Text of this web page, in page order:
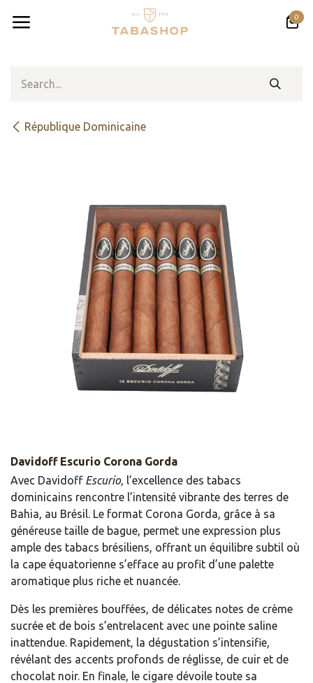
0
République Dominicaine
Davidoff Escurio Corona Gorda
Avec Davidoff Escurio, l’excellence des tabacs
dominicains rencontre l’intensité vibrante des terres de
Bahia, au Brésil. Le format Corona Gorda, grâce à sa
généreuse taille de bague, permet une expression plus
ample des tabacs brésiliens, offrant un équilibre subtil où
la cape équatorienne s’efface au profit d’une palette
aromatique plus riche et nuancée.
Dès les premières bouffées, de délicates notes de crème
sucrée et de bois s’entrelacent avec une pointe saline
inattendue. Rapidement, la dégustation s’intensifie,
révélant des accents profonds de réglisse, de cuir et de
chocolat noir. En finale, le cigare dévoile toute sa